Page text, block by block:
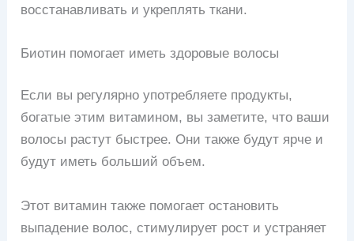
восстанавливать и укреплять ткани.
Биотин помогает иметь здоровые волосы
Если вы регулярно употребляете продукты,
богатые этим витамином, вы заметите, что ваши
волосы растут быстрее. Они также будут ярче и
будут иметь больший объем.
Этот витамин также помогает остановить
выпадение волос, стимулирует рост и устраняет